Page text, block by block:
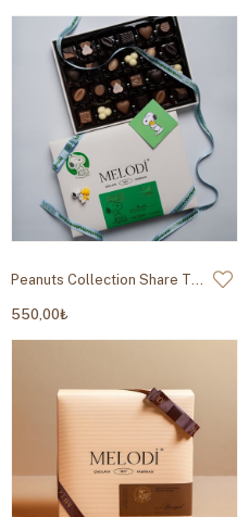
Peanuts Collection Share The Sweetness Pralin 230g
550,00₺